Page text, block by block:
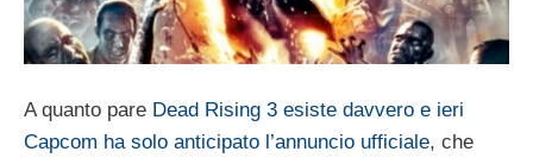
A quanto pare Dead Rising 3 esiste davvero e ieri
Capcom ha solo anticipato l’annuncio ufficiale, che